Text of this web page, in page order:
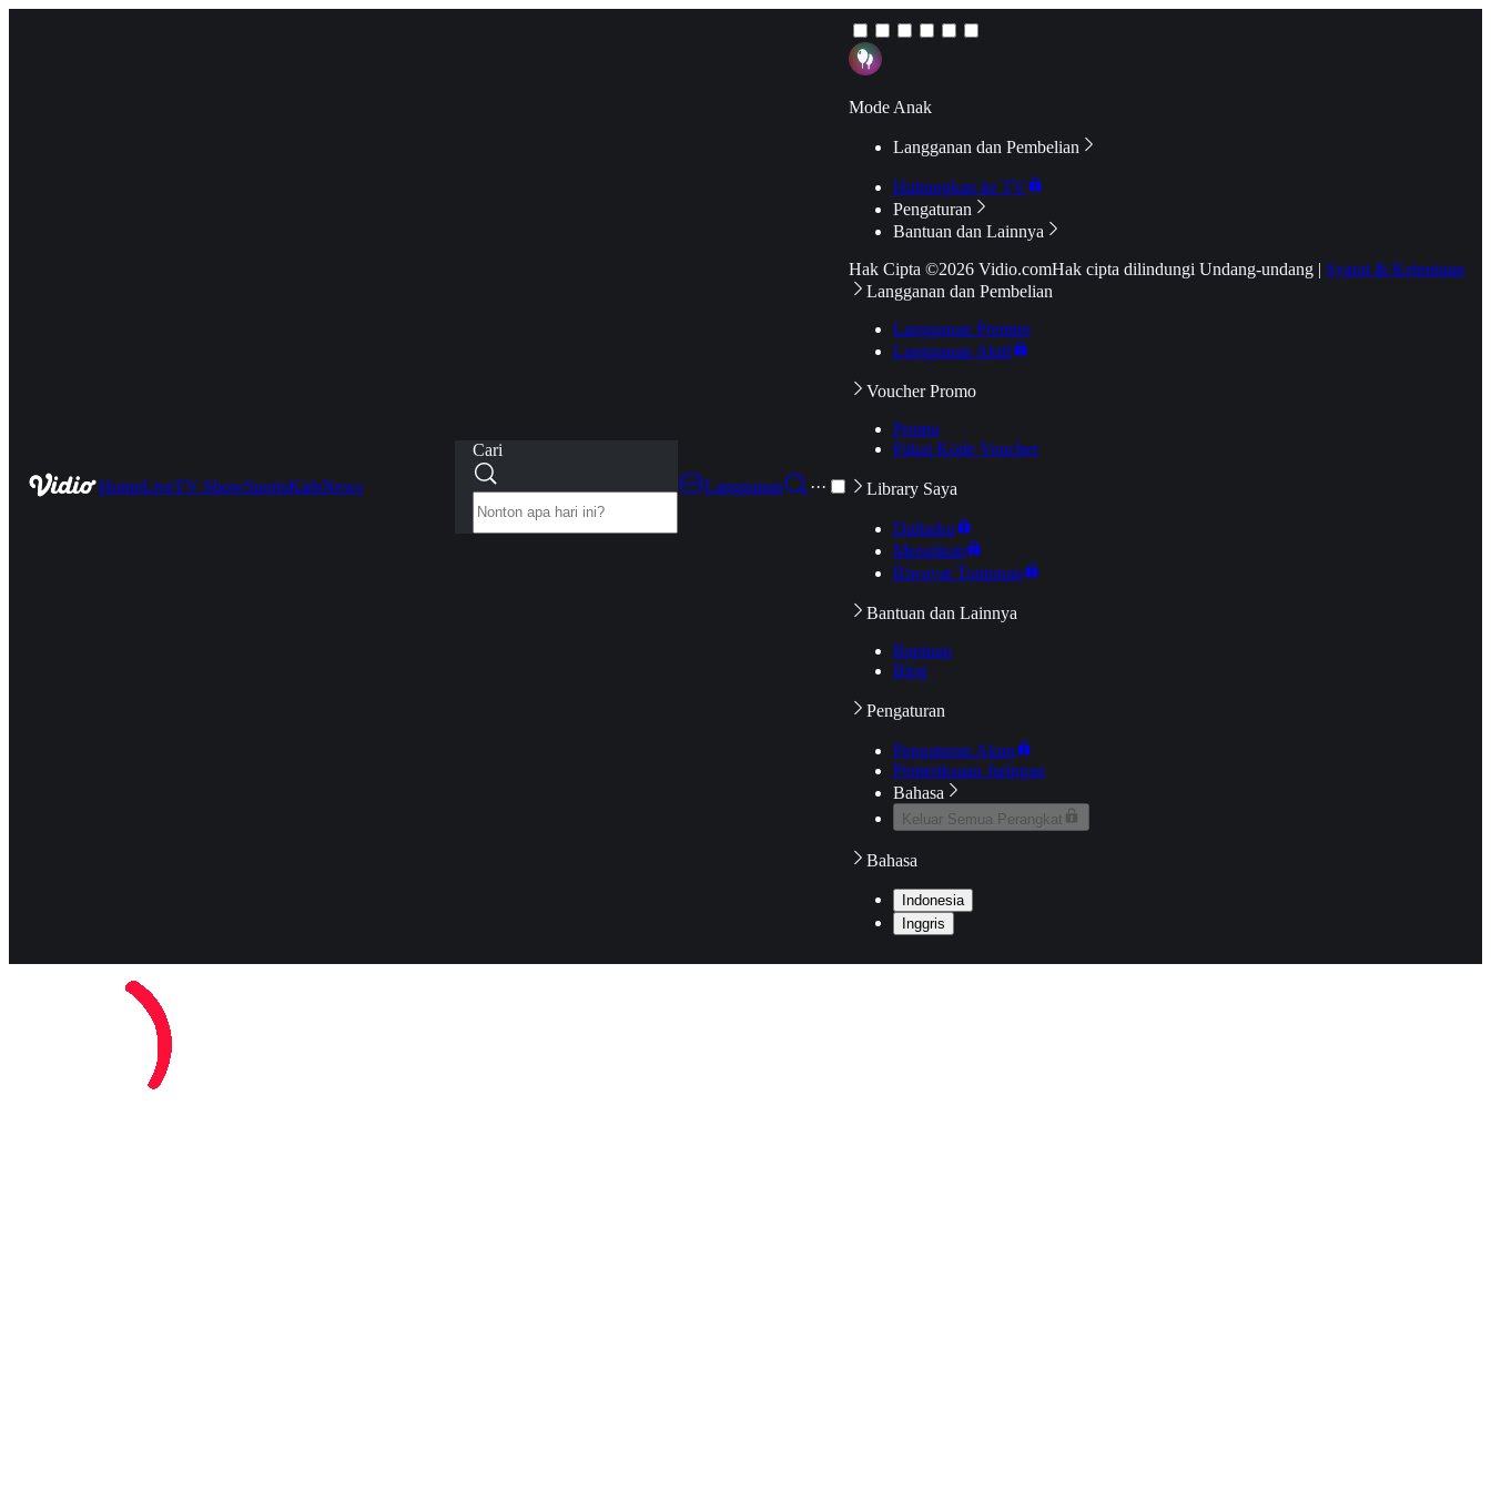
HomeLiveTV ShowSportsKidsNews
Cari
Langganan
···
Mode Anak
Langganan dan Pembelian
Hubungkan ke TV
Pengaturan
Bantuan dan Lainnya
Hak Cipta ©2026 Vidio.comHak cipta dilindungi Undang-undang | Syarat & Ketentuan
Langganan dan Pembelian
Langganan Premier
Langganan Aktif
Voucher Promo
Promo
Pakai Kode Voucher
Library Saya
Daftarku
Mengikuti
Riwayat Tontonan
Bantuan dan Lainnya
Bantuan
Blog
Pengaturan
Pengaturan Akun
Pemeriksaan Jaringan
Bahasa
Keluar Semua Perangkat
Bahasa
Indonesia
Inggris